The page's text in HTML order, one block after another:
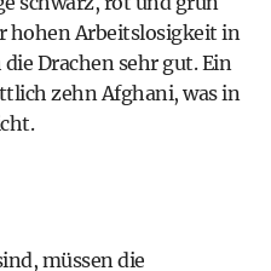
hohen Arbeitslosigkeit in
Drachen sehr gut. Ein
zehn Afghani, was in
müssen die